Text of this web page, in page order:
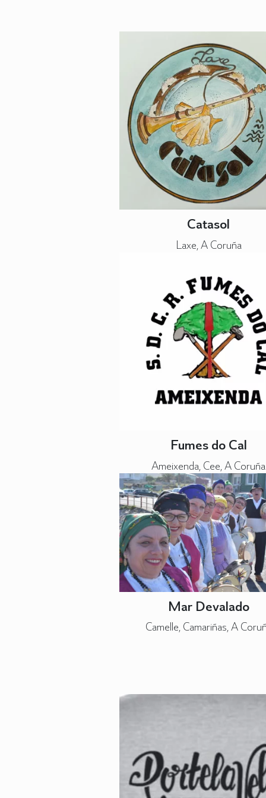
Catasol
Laxe, A Coruña
Fumes do Cal
Ameixenda, Cee, A Coruña
Mar Devalado
Camelle, Camariñas, A